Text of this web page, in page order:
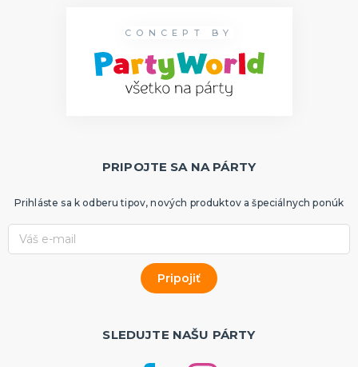
CONCEPT BY
PRIPOJTE SA NA PÁRTY
Prihláste sa k odberu tipov, nových produktov a špeciálnych ponúk
SLEDUJTE NAŠU PÁRTY